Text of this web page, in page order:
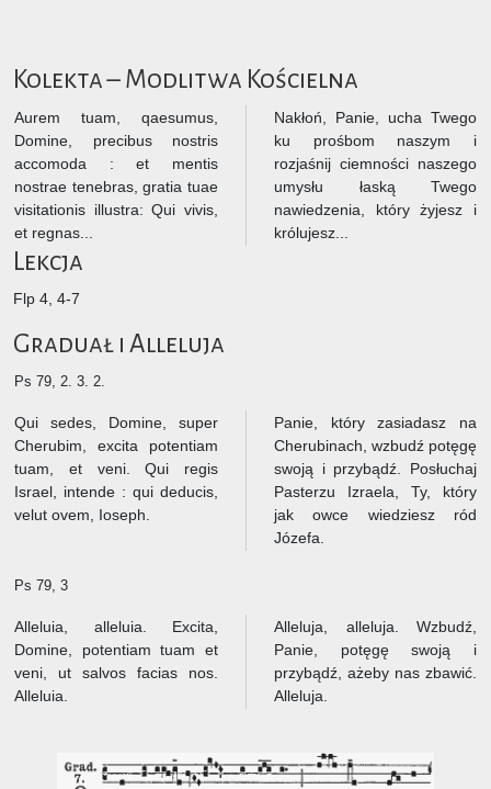
Kolekta – Modlitwa Kościelna
Aurem tuam, qaesumus,
Domine, precibus nostris
accomoda : et mentis
nostrae tenebras, gratia tuae
visitationis illustra: Qui vivis,
et regnas...
Nakłoń, Panie, ucha Twego
ku prośbom naszym i
rozjaśnij ciemności naszego
umysłu łaską Twego
nawiedzenia, który żyjesz i
królujesz...
Lekcja
Flp 4, 4-7
Graduał i Alleluja
Ps 79, 2. 3. 2.
Qui sedes, Domine, super
Cherubim, excita potentiam
tuam, et veni. Qui regis
Israel, intende : qui deducis,
velut ovem, Ioseph.
Panie, który zasiadasz na
Cherubinach, wzbudź potęgę
swoją i przybądź. Posłuchaj
Pasterzu Izraela, Ty, który
jak owce wiedziesz ród
Józefa.
Ps 79, 3
Alleluia, alleluia. Excita,
Domine, potentiam tuam et
veni, ut salvos facias nos.
Alleluia.
Alleluja, alleluja. Wzbudź,
Panie, potęgę swoją i
przybądź, ażeby nas zbawić.
Alleluja.